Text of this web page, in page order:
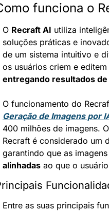
funciona o
O Recraft AI utiliza
soluções práticas e
de um sistema intuitivo e
entregando resultados de
Geração de Imagens por
400 milhões de imagens.
Recraft é considerado um
garantindo que as
alinhadas ao que o
Entre as suas principais